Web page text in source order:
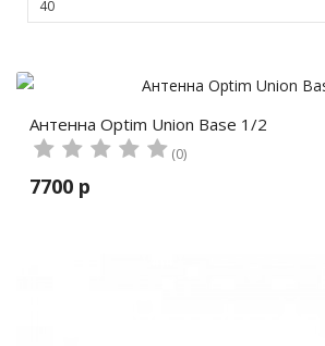
Антенна Optim Union Base 1/2
(0)
7700 р